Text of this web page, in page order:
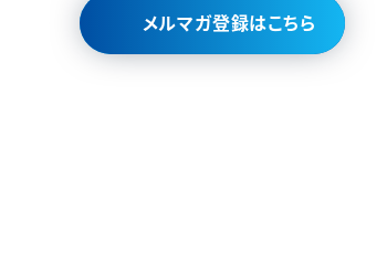
メルマガ登録はこちら